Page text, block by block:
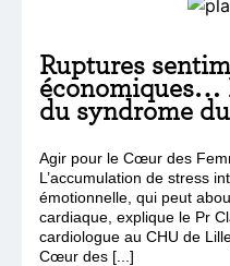
Ruptures
économiques…
du syndrome
Agir pour le Cœur des
L’accumulation de stress
émotionnelle, qui peut
cardiaque, explique le Pr
cardiologue au CHU de
Cœur des [...]